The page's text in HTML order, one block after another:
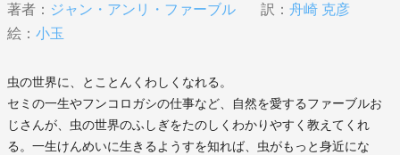
著者： ジャン・アンリ・ファーブル 訳： 舟崎 克彦
絵： 小玉
虫の世界に、とことんくわしくなれる。
セミの一生やフンコロガシの仕事など、自然を愛するファーブルお
じさんが、虫の世界のふしぎをたのしくわかりやすく教えてくれ
る。一生けんめいに生きるようすを知れば、虫がもっと身近にな